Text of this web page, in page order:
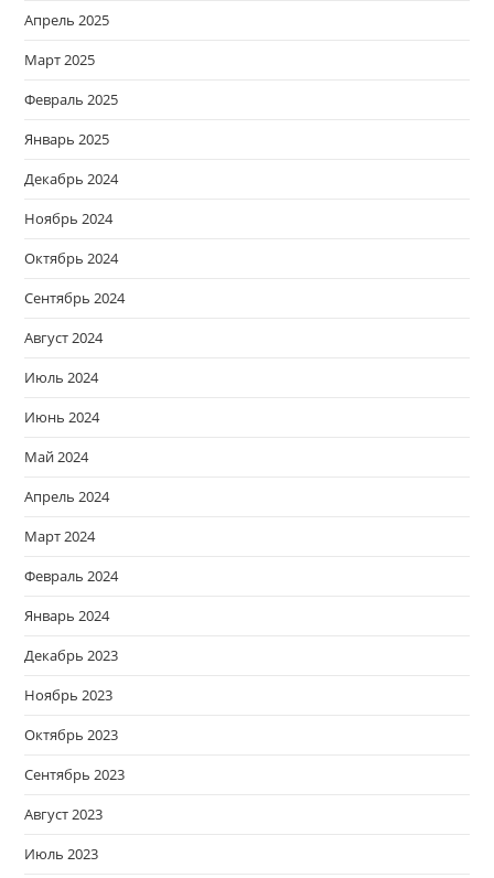
Апрель 2025
Март 2025
Февраль 2025
Январь 2025
Декабрь 2024
Ноябрь 2024
Октябрь 2024
Сентябрь 2024
Август 2024
Июль 2024
Июнь 2024
Май 2024
Апрель 2024
Март 2024
Февраль 2024
Январь 2024
Декабрь 2023
Ноябрь 2023
Октябрь 2023
Сентябрь 2023
Август 2023
Июль 2023